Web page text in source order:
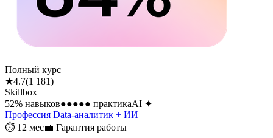
Полный курс
★4.7(1 181)
Skillbox
52% навыков●●●●● практикаAI ✦
Профессия Data-аналитик + ИИ
⏱ 12 мес💼 Гарантия работы